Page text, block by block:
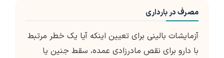
مصرف در بارداری
آزمایشات بالینی برای تعیین اینکه آیا یک خطر مرتبط
با دارو برای نقص مادرزادی عمده، سقط جنین یا